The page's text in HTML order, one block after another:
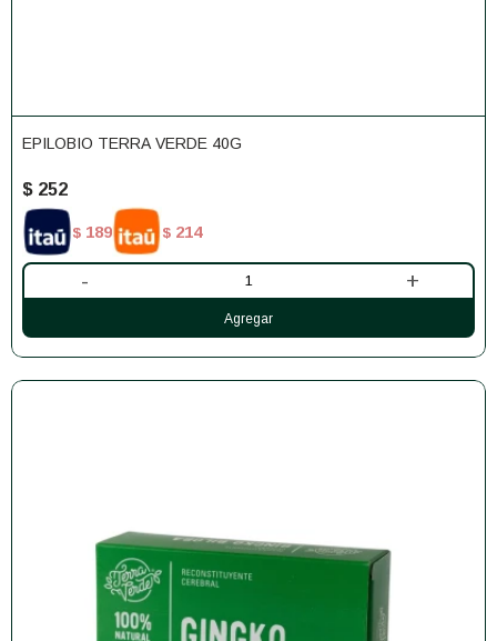
EPILOBIO TERRA VERDE 40G
$ 252
$ 189 $ 214
- +